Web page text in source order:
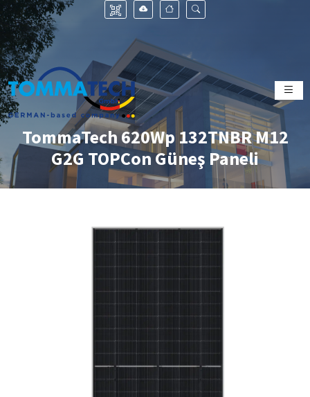
TommaTech 620Wp 132TNBR M12
G2G TOPCon Güneş Paneli